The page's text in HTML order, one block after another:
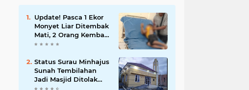
Update! Pasca 1 Ekor
Monyet Liar Ditembak
Mati, 2 Orang Kembali
Jadi Korban
Status Surau Minhajus
Sunah Tembilahan
Jadi Masjid Ditolak
Warga Diduga